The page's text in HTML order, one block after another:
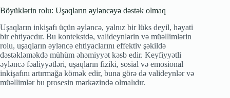
Böyüklərin rolu: Uşaqların əyləncəyə dəstək olmaq
Uşaqların inkişafı üçün əyləncə, yalnız bir lüks deyil, həyati
bir ehtiyacdır. Bu kontekstdə, valideynlərin və müəllimlərin
rolu, uşaqların əyləncə ehtiyaclarını effektiv şəkildə
dəstəkləməkdə mühüm əhəmiyyət kəsb edir. Keyfiyyətli
əyləncə fəaliyyətləri, uşaqların fiziki, sosial və emosional
inkişafını artırmağa kömək edir, buna görə də valideynlər və
müəllimlər bu prosesin mərkəzində olmalıdır.